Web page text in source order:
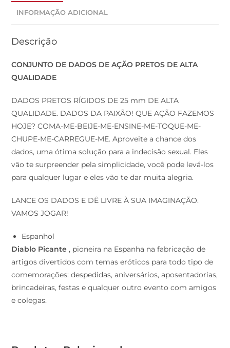
INFORMAÇÃO ADICIONAL
Descrição
CONJUNTO DE DADOS DE AÇÃO PRETOS DE ALTA
QUALIDADE
DADOS PRETOS RÍGIDOS DE 25 mm DE ALTA
QUALIDADE. DADOS DA PAIXÃO! QUE AÇÃO FAZEMOS
HOJE? COMA-ME-BEIJE-ME-ENSINE-ME-TOQUE-ME-
CHUPE-ME-CARREGUE-ME. Aproveite a chance dos
dados, uma ótima solução para a indecisão sexual. Eles
vão te surpreender pela simplicidade, você pode levá-los
para qualquer lugar e eles vão te dar muita alegria.
LANCE OS DADOS E DÊ LIVRE À SUA IMAGINAÇÃO.
VAMOS JOGAR!
Espanhol
Diablo Picante , pioneira na Espanha na fabricação de
artigos divertidos com temas eróticos para todo tipo de
comemorações: despedidas, aniversários, aposentadorias,
brincadeiras, festas e qualquer outro evento com amigos
e colegas.